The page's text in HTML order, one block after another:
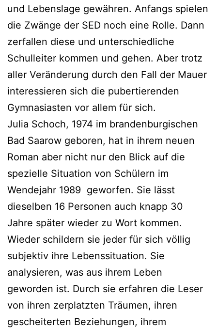
und Lebenslage gewähren. Anfangs spielen
die Zwänge der SED noch eine Rolle. Dann
zerfallen diese und unterschiedliche
Schulleiter kommen und gehen. Aber trotz
aller Veränderung durch den Fall der Mauer
interessieren sich die pubertierenden
Gymnasiasten vor allem für sich.
Julia Schoch, 1974 im brandenburgischen
Bad Saarow geboren, hat in ihrem neuen
Roman aber nicht nur den Blick auf die
spezielle Situation von Schülern im
Wendejahr 1989 geworfen. Sie lässt
dieselben 16 Personen auch knapp 30
Jahre später wieder zu Wort kommen.
Wieder schildern sie jeder für sich völlig
subjektiv ihre Lebenssituation. Sie
analysieren, was aus ihrem Leben
geworden ist. Durch sie erfahren die Leser
von ihren zerplatzten Träumen, ihren
gescheiterten Beziehungen, ihrem